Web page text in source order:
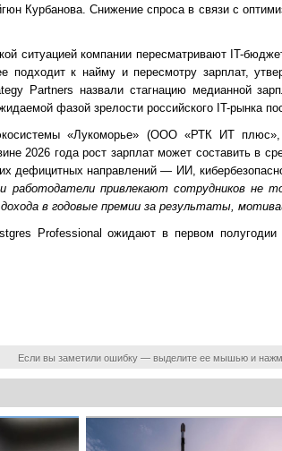
Курбанова. Снижение спроса в связи с
ситуацией компании пересматривают IT-
подходит к найму и пересмотру зарплат,
Partners назвали стагнацию медианной
фазой зрелости российского IT-рынка
«Лукоморье» (ООО «РТК ИТ
2026 года рост зарплат может составить в
дефицитных направлений — ИИ,
работодатели привлекают сотрудников не
в годовые премии за результаты,
Professional ожидают в первом полугодии
Если вы заметили ошибку — выделите ее мышью и